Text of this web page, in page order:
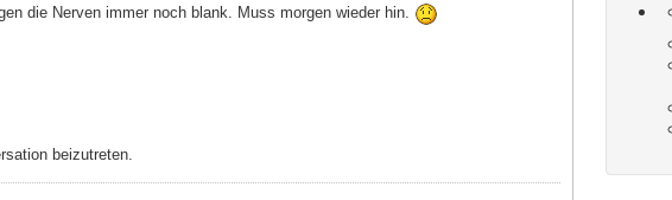
die Nerven immer noch blank. Muss morgen wieder hin.
beizutreten.